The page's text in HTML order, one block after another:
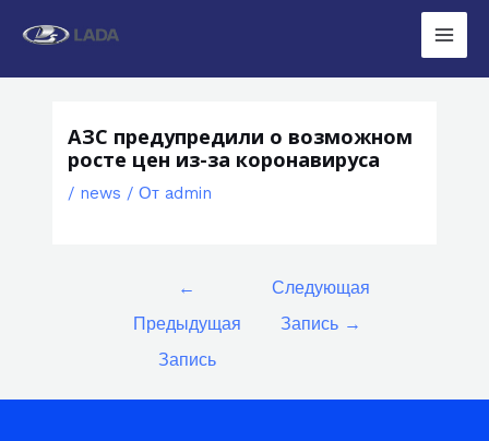
Main
АЗС предупредили о возможном
росте цен из-за коронавируса
/ news / От admin
←
Предыдущая
Запись
Следующая
Запись →